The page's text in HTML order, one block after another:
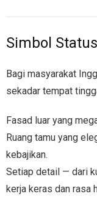
Simbol
Bagi masyarakat
sekadar tempat
Fasad luar yang
Ruang tamu yang
kebajikan.
Setiap detail — dari
kerja keras dan rasa